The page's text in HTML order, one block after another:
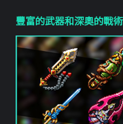
豐富的武器和深奧的戰術